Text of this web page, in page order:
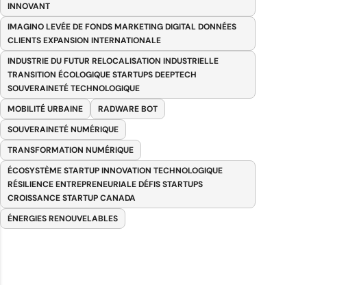
INNOVANT
IMAGINO LEVÉE DE FONDS MARKETING DIGITAL DONNÉES
CLIENTS EXPANSION INTERNATIONALE
INDUSTRIE DU FUTUR RELOCALISATION INDUSTRIELLE
TRANSITION ÉCOLOGIQUE STARTUPS DEEPTECH
SOUVERAINETÉ TECHNOLOGIQUE
MOBILITÉ URBAINE
RADWARE BOT
SOUVERAINETÉ NUMÉRIQUE
TRANSFORMATION NUMÉRIQUE
ÉCOSYSTÈME STARTUP INNOVATION TECHNOLOGIQUE
RÉSILIENCE ENTREPRENEURIALE DÉFIS STARTUPS
CROISSANCE STARTUP CANADA
ÉNERGIES RENOUVELABLES